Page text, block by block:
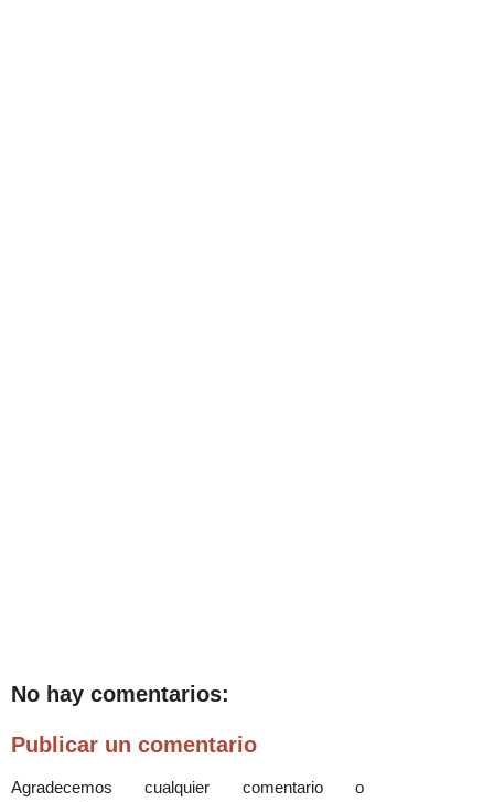
No hay comentarios:
Publicar un comentario
Agradecemos cualquier comentario o